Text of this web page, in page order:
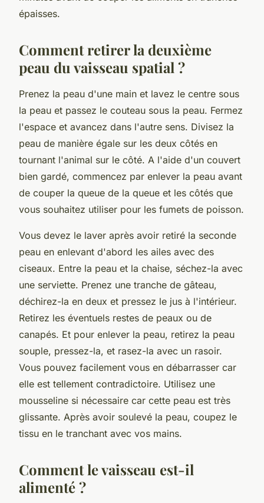
épaisses.
Comment retirer la deuxième
peau du vaisseau spatial ?
Prenez la peau d'une main et lavez le centre sous
la peau et passez le couteau sous la peau. Fermez
l'espace et avancez dans l'autre sens. Divisez la
peau de manière égale sur les deux côtés en
tournant l'animal sur le côté. A l'aide d'un couvert
bien gardé, commencez par enlever la peau avant
de couper la queue de la queue et les côtés que
vous souhaitez utiliser pour les fumets de poisson.
Vous devez le laver après avoir retiré la seconde
peau en enlevant d'abord les ailes avec des
ciseaux. Entre la peau et la chaise, séchez-la avec
une serviette. Prenez une tranche de gâteau,
déchirez-la en deux et pressez le jus à l'intérieur.
Retirez les éventuels restes de peaux ou de
canapés. Et pour enlever la peau, retirez la peau
souple, pressez-la, et rasez-la avec un rasoir.
Vous pouvez facilement vous en débarrasser car
elle est tellement contradictoire. Utilisez une
mousseline si nécessaire car cette peau est très
glissante. Après avoir soulevé la peau, coupez le
tissu en le tranchant avec vos mains.
Comment le vaisseau est-il
alimenté ?